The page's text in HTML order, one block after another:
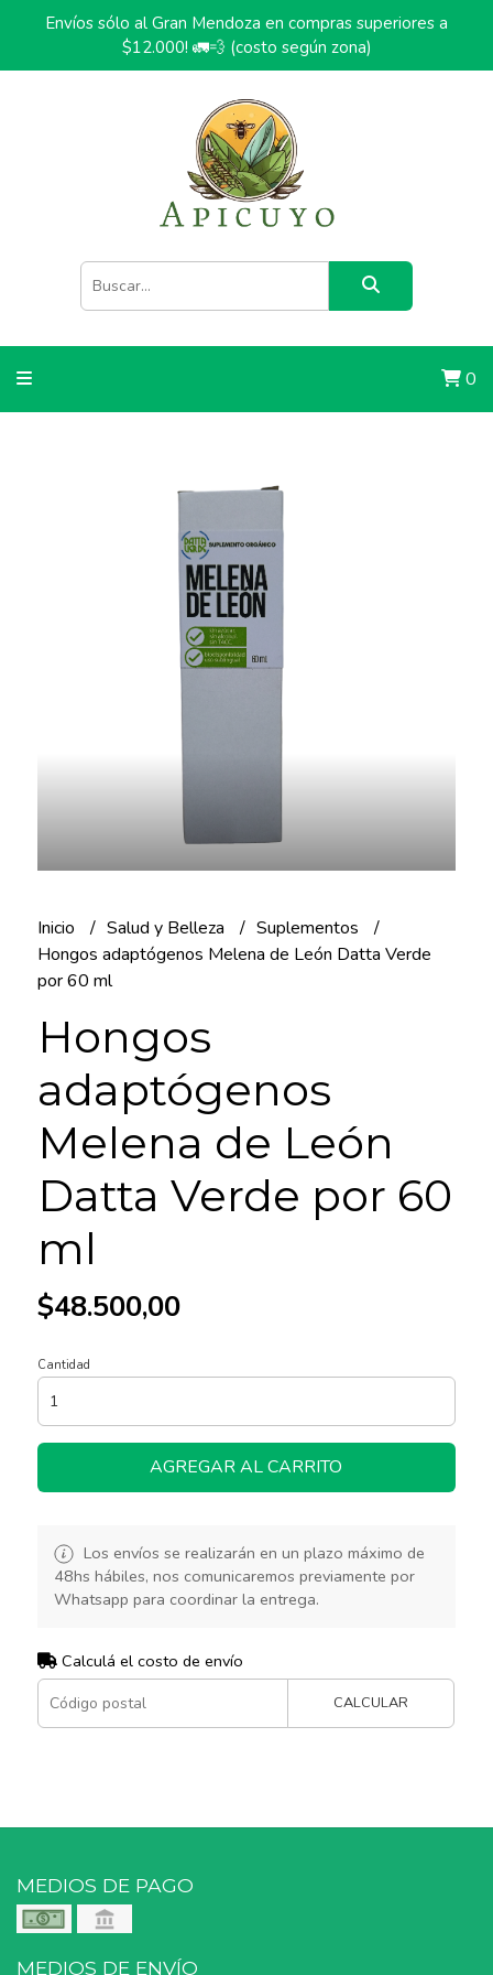
Envíos sólo al Gran Mendoza en compras superiores a
$12.000! 🚛💨 (costo según zona)
0
Inicio Salud y Belleza
Suplementos
Hongos adaptógenos Melena de León Datta Verde
por 60 ml
Hongos
adaptógenos
Melena de León
Datta Verde por 60
ml
$48.500,00
Cantidad
AGREGAR AL CARRITO
Los envíos se realizarán en un plazo máximo de
48hs hábiles, nos comunicaremos previamente por
Whatsapp para coordinar la entrega.
Calculá el costo de envío
CALCULAR
MEDIOS DE PAGO
MEDIOS DE ENVÍO